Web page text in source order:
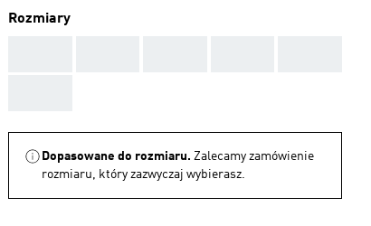
Rozmiary
Dopasowane do rozmiaru. Zalecamy zamówienie
rozmiaru, który zazwyczaj wybierasz.